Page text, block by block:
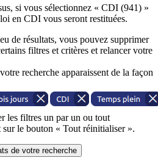
si vous sélectionnez « CDI (941) »
en CDI vous seront restituées.
de résultats, vous pouvez supprimer
filtres et critères et relancer votre
recherche apparaissent de la façon
les filtres un par un ou tout
le bouton « Tout réinitialiser ».
de votre recherche